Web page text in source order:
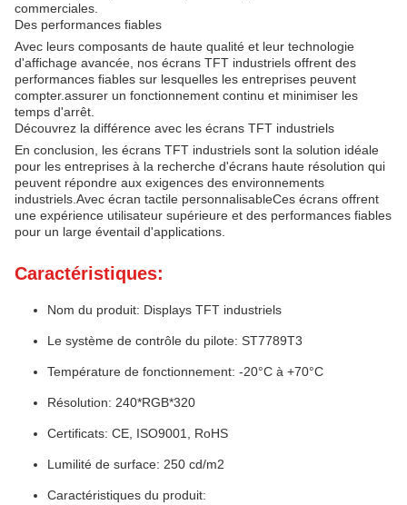
commerciales.
Des performances fiables
Avec leurs composants de haute qualité et leur technologie
d'affichage avancée, nos écrans TFT industriels offrent des
performances fiables sur lesquelles les entreprises peuvent
compter.assurer un fonctionnement continu et minimiser les
temps d'arrêt.
Découvrez la différence avec les écrans TFT industriels
En conclusion, les écrans TFT industriels sont la solution idéale
pour les entreprises à la recherche d'écrans haute résolution qui
peuvent répondre aux exigences des environnements
industriels.Avec écran tactile personnalisableCes écrans offrent
une expérience utilisateur supérieure et des performances fiables
pour un large éventail d'applications.
Caractéristiques:
Nom du produit: Displays TFT industriels
Le système de contrôle du pilote: ST7789T3
Température de fonctionnement: -20°C à +70°C
Résolution: 240*RGB*320
Certificats: CE, ISO9001, RoHS
Lumilité de surface: 250 cd/m2
Caractéristiques du produit: